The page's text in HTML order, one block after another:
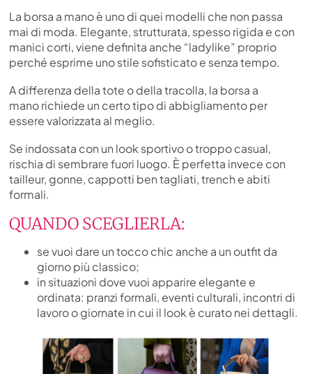
La borsa a mano è uno di quei modelli che non passa
mai di moda. Elegante, strutturata, spesso rigida e con
manici corti, viene definita anche “ladylike” proprio
perché esprime uno stile sofisticato e senza tempo.
A differenza della tote o della tracolla, la borsa a
mano richiede un certo tipo di abbigliamento per
essere valorizzata al meglio.
Se indossata con un look sportivo o troppo casual,
rischia di sembrare fuori luogo. È perfetta invece con
tailleur, gonne, cappotti ben tagliati, trench e abiti
formali.
QUANDO SCEGLIERLA:
se vuoi dare un tocco chic anche a un outfit da
giorno più classico;
in situazioni dove vuoi apparire elegante e
ordinata: pranzi formali, eventi culturali, incontri di
lavoro o giornate in cui il look è curato nei dettagli.